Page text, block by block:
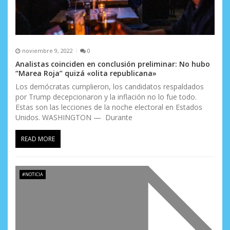
noviembre 9, 2022 0
Analistas coinciden en conclusión preliminar: No hubo
“Marea Roja” quizá «olita republicana»
Los demócratas cumplieron, los candidatos respaldados
por Trump decepcionaron y la inflación no lo fue todo.
Estas son las lecciones de la noche electoral en Estados
Unidos. WASHINGTON — Durante
READ MORE
#NOTICIA